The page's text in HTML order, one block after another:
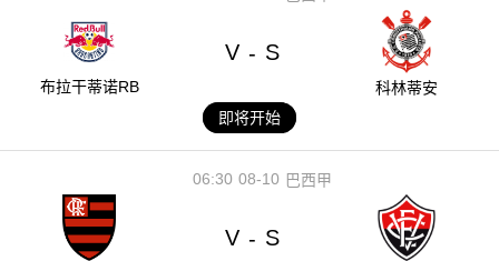
布拉干蒂诺RB
V - S
科林蒂安
即将开始
08-10
06:30 巴西甲
V - S